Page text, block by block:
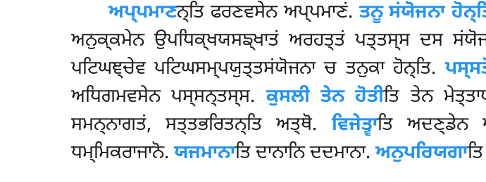
ਅਪ੍ਪਮਾਣਨ੍ਤਿਫਰਣਵਸੇਨ ਅਪ੍ਪਮਾਣਂ.ਤਨੂ ਸਂਯੋਜਨਾ
ਅਨੁਕ੍ਕਮੇਨ ਉਪਧਿਕ੍ਖਯਸਙ੍ਖਾਤਂ ਅਰਹਤ੍ਤਂ ਪਤ੍ਤਸ੍ਸ ਦਸ
ਪਟਿਘਞ੍ਚੇਵ ਪਟਿਘਸਮ੍ਪਯੁਤ੍ਤਸਂਯੋਜਨਾ ਚ ਤਨੁਕਾ ਹੋਨ੍ਤਿ.
ਅਧਿਗਮਵਸੇਨ ਪਸ੍ਸਨ੍ਤਸ੍ਸ.ਕੁਸਲੀ ਤੇਨ ਹੋਤੀਤਿ ਤੇਨ
ਸਮਨ੍ਨਾਗਤਂ, ਸਤ੍ਤਭਰਿਤਨ੍ਤਿ ਅਤ੍ਥੋ.ਵਿਜੇਤ੍ਵਾਤਿ ਅਦਣ੍ਡੇਨ
ਧਮ੍ਮਿਕਰਾਜਾਨੋ.ਯਜਮਾਨਾਤਿ ਦਾਨਾਨਿ ਦਦਮਾਨਾ.ਅਨੁਪਰਿਯਗਾ